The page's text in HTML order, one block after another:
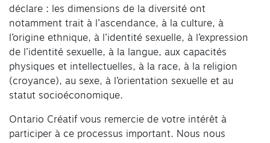
déclare : les dimensions de la diversité ont
notamment trait à l’ascendance, à la culture, à
l’origine ethnique, à l’identité sexuelle, à l’expression
de l’identité sexuelle, à la langue, aux capacités
physiques et intellectuelles, à la race, à la religion
(croyance), au sexe, à l’orientation sexuelle et au
statut socioéconomique.
Ontario Créatif vous remercie de votre intérêt à
participer à ce processus important. Nous nous